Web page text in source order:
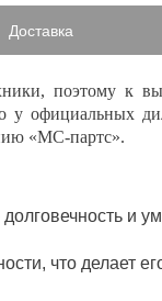
Доставка
поэтому к
у официальных
«МС-партс».
и
что делает